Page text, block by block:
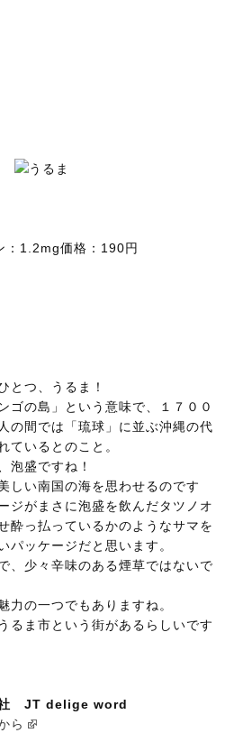
：1.2mg価格：190円
とつ、うるま！
ゴの島」という意味で、１７００
の間では「琉球」に並ぶ沖縄の代
ているとのこと。
泡盛ですね！
しい南国の海を思わせるのです
ジがまさに泡盛を飲んだタツノオ
酔っ払っているかのようなサマを
パッケージだと思います。
、少々辛味のある煙草ではないで
力の一つでもありますね。
るま市という街があるらしいです
社 JT delige word
ら